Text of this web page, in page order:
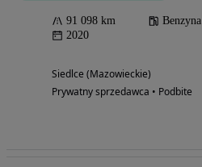
91 098 km Benzyna
2020
Siedlce (Mazowieckie)
Prywatny sprzedawca • Podbite